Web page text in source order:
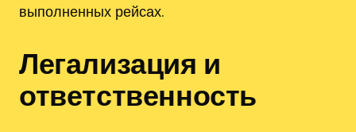
выполненных рейсах.
Легализация и
ответственность